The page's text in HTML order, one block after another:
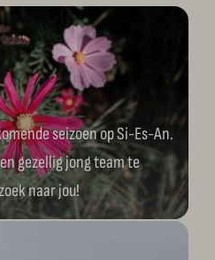
seizoen op Si-Es-An.
gezellig jong team te
naar jou!